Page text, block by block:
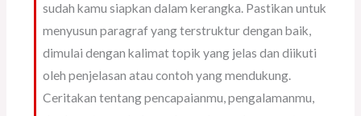
sudah kamu siapkan dalam kerangka. Pastikan untuk
menyusun paragraf yang terstruktur dengan baik,
dimulai dengan kalimat topik yang jelas dan diikuti
oleh penjelasan atau contoh yang mendukung.
Ceritakan tentang pencapaianmu, pengalamanmu,